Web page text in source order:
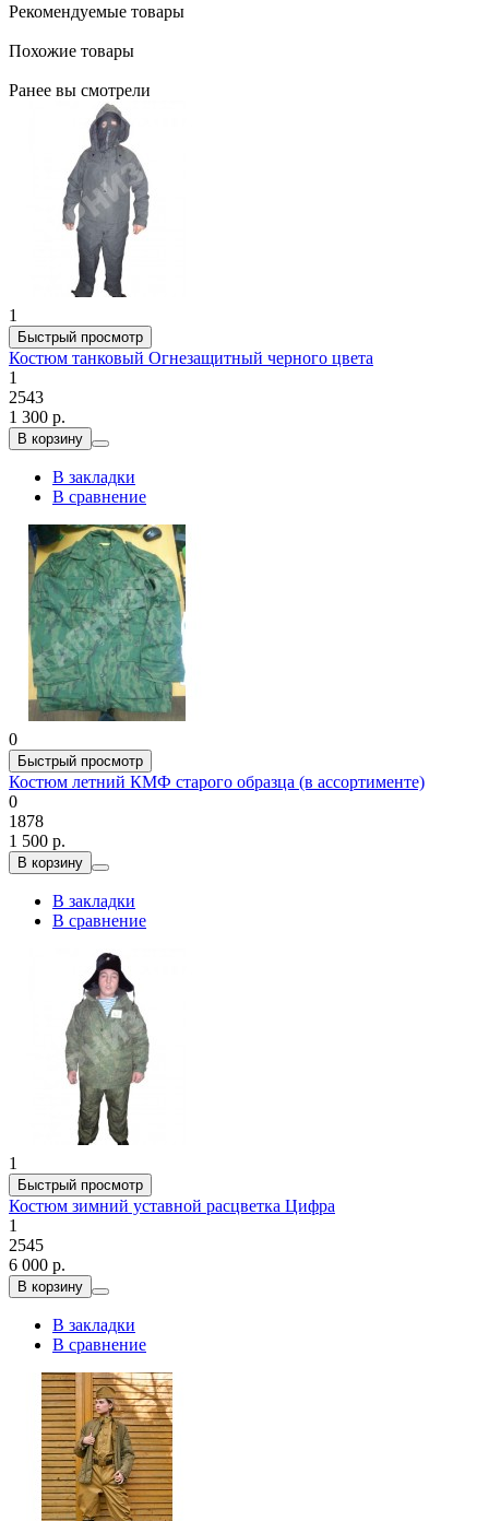
Рекомендуемые товары
Похожие товары
Ранее вы смотрели
1
Быстрый просмотр
Костюм танковый Огнезащитный черного цвета
1
2543
1 300 р.
В корзину
В закладки
В сравнение
0
Быстрый просмотр
Костюм летний КМФ старого образца (в ассортименте)
0
1878
1 500 р.
В корзину
В закладки
В сравнение
1
Быстрый просмотр
Костюм зимний уставной расцветка Цифра
1
2545
6 000 р.
В корзину
В закладки
В сравнение